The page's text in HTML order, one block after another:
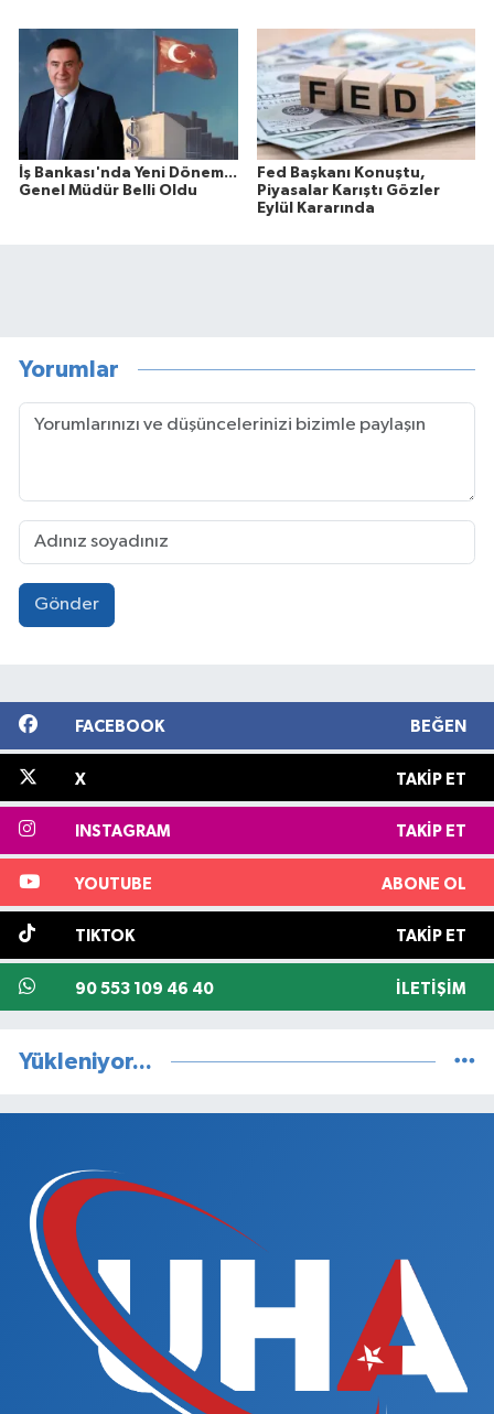
İş Bankası'nda Yeni Dönem...
Genel Müdür Belli Oldu
Fed Başkanı Konuştu,
Piyasalar Karıştı Gözler
Eylül Kararında
Yorumlar
Gönder
FACEBOOK BEĞEN
X TAKIP ET
INSTAGRAM TAKIP ET
YOUTUBE ABONE OL
TIKTOK TAKIP ET
90 553 109 46 40 İLETIŞIM
Yükleniyor...